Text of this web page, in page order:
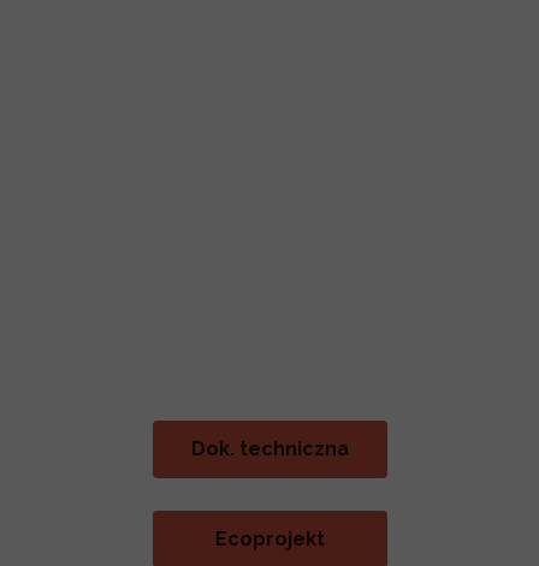
Dok. techniczna
Ecoprojekt